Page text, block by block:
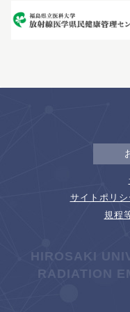
サイトポリ
規程
HIROSAKI
RADIATION